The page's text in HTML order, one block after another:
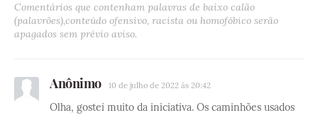
Comentários que contenham palavras de baixo calão
(palavrões),conteúdo ofensivo, racista ou homofóbico serão
apagados sem prévio aviso.
Anônimo 10 de julho de 2022 às 20:42
Olha, gostei muito da iniciativa. Os caminhões usados